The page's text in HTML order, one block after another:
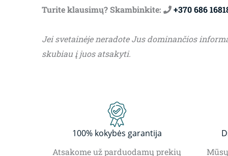
Turite klausimų? Skambinkite: +370 686
Jei svetainėje neradote Jus dominančios
skubiau į juos atsakyti.
100% kokybės garantija
Atsakome už parduodamų prekių